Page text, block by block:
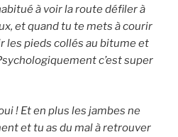
à voir la route défiler à
et quand tu te mets à courir
les pieds collés au bitume et
c’est super
! Et en plus les jambes ne
et tu as du mal à retrouver